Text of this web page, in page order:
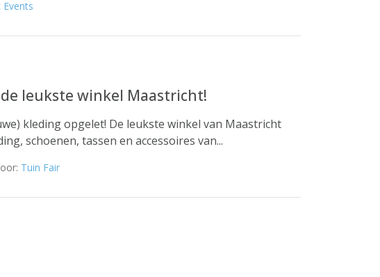
Events
leukste winkel Maastricht!
kleding opgelet! De leukste winkel van Maastricht
schoenen, tassen en accessoires van...
Tuin Fair